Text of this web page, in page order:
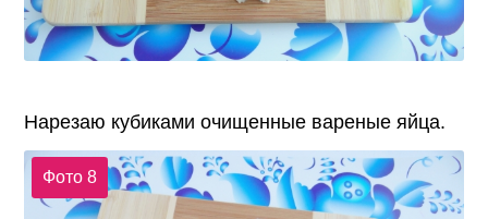
Нарезаю кубиками очищенные вареные яйца.
Фото 8